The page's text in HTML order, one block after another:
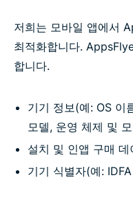
저희는 모바일 앱에서
최적화합니다.
합니다.
기기 정보(예: OS 이
모델, 운영 체제 및
설치 및 인앱 구매 데
기기 식별자(예: